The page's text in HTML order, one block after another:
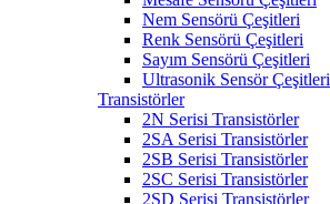
Nem Sensörü Çeşitleri
Renk Sensörü Çeşitleri
Sayım Sensörü Çeşitleri
Ultrasonik Sensör Çeşitleri
Transistörler
2N Serisi Transistörler
2SA Serisi Transistörler
2SB Serisi Transistörler
2SC Serisi Transistörler
2SD Serisi Transistörler